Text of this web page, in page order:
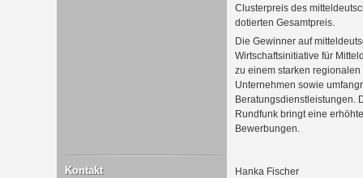
Clusterpreis des
dotierten Gesamtpreis.
Die Gewinner auf
Wirtschaftsinitiative für
zu einem starken
Unternehmen sowie
Beratungsdienstleistungen.
Rundfunk bringt eine
Bewerbungen.
Kontakt
Hanka Fischer